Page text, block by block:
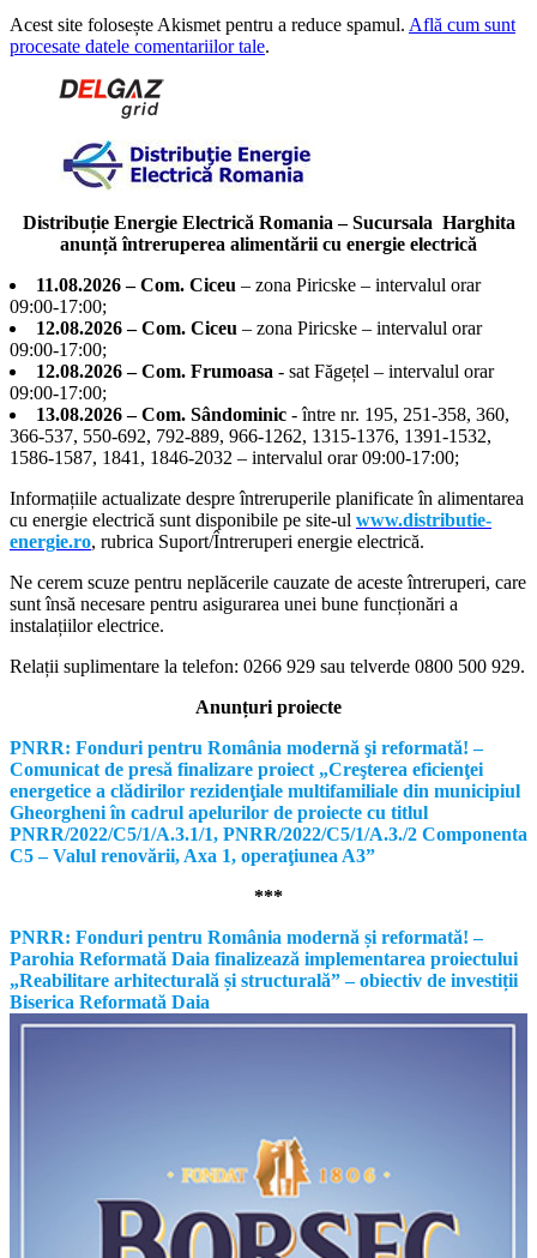
Acest site folosește Akismet pentru a reduce spamul. Află cum sunt
procesate datele comentariilor tale.
Distribuție Energie Electrică Romania – Sucursala Harghita
anunță întreruperea alimentării cu energie electrică
11.08.2026 – Com. Ciceu – zona Piricske – intervalul orar
09:00-17:00;
12.08.2026 – Com. Ciceu – zona Piricske – intervalul orar
09:00-17:00;
12.08.2026 – Com. Frumoasa - sat Făgețel – intervalul orar
09:00-17:00;
13.08.2026 – Com. Sândominic - între nr. 195, 251-358, 360,
366-537, 550-692, 792-889, 966-1262, 1315-1376, 1391-1532,
1586-1587, 1841, 1846-2032 – intervalul orar 09:00-17:00;
Informațiile actualizate despre întreruperile planificate în alimentarea
cu energie electrică sunt disponibile pe site-ul www.distributie-
energie.ro, rubrica Suport/Întreruperi energie electrică.
Ne cerem scuze pentru neplăcerile cauzate de aceste întreruperi, care
sunt însă necesare pentru asigurarea unei bune funcționări a
instalațiilor electrice.
Relații suplimentare la telefon: 0266 929 sau telverde 0800 500 929.
Anunțuri proiecte
PNRR: Fonduri pentru România modernă şi reformată! –
Comunicat de presă finalizare proiect „Creşterea eficienţei
energetice a clădirilor rezidenţiale multifamiliale din municipiul
Gheorgheni în cadrul apelurilor de proiecte cu titlul
PNRR/2022/C5/1/A.3.1/1, PNRR/2022/C5/1/A.3./2 Componenta
C5 – Valul renovării, Axa 1, operaţiunea A3”
***
PNRR: Fonduri pentru România modernă și reformată! –
Parohia Reformată Daia finalizează implementarea proiectului
„Reabilitare arhitecturală și structurală” – obiectiv de investiții
Biserica Reformată Daia